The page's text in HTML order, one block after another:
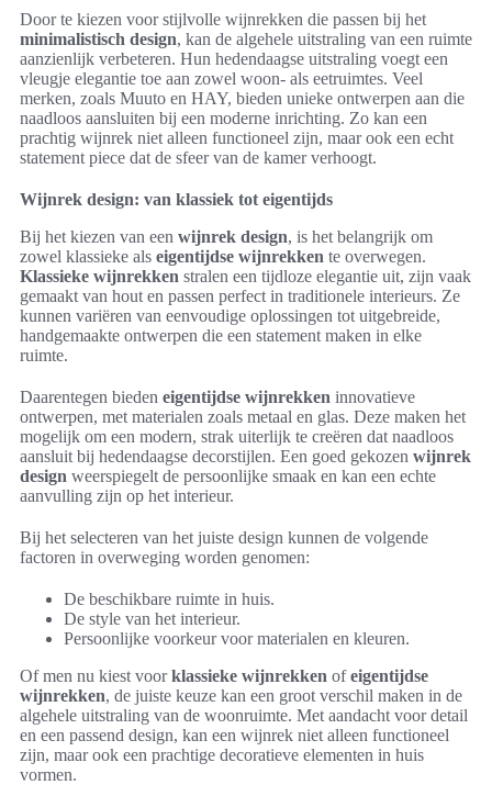
Door te kiezen voor stijlvolle wijnrekken die passen bij het
minimalistisch design, kan de algehele uitstraling van een ruimte
aanzienlijk verbeteren. Hun hedendaagse uitstraling voegt een
vleugje elegantie toe aan zowel woon- als eetruimtes. Veel
merken, zoals Muuto en HAY, bieden unieke ontwerpen aan die
naadloos aansluiten bij een moderne inrichting. Zo kan een
prachtig wijnrek niet alleen functioneel zijn, maar ook een echt
statement piece dat de sfeer van de kamer verhoogt.
Wijnrek design: van klassiek tot eigentijds
Bij het kiezen van een wijnrek design, is het belangrijk om
zowel klassieke als eigentijdse wijnrekken te overwegen.
Klassieke wijnrekken stralen een tijdloze elegantie uit, zijn vaak
gemaakt van hout en passen perfect in traditionele interieurs. Ze
kunnen variëren van eenvoudige oplossingen tot uitgebreide,
handgemaakte ontwerpen die een statement maken in elke
ruimte.
Daarentegen bieden eigentijdse wijnrekken innovatieve
ontwerpen, met materialen zoals metaal en glas. Deze maken het
mogelijk om een modern, strak uiterlijk te creëren dat naadloos
aansluit bij hedendaagse decorstijlen. Een goed gekozen wijnrek
design weerspiegelt de persoonlijke smaak en kan een echte
aanvulling zijn op het interieur.
Bij het selecteren van het juiste design kunnen de volgende
factoren in overweging worden genomen:
De beschikbare ruimte in huis.
De style van het interieur.
Persoonlijke voorkeur voor materialen en kleuren.
Of men nu kiest voorklassieke wijnrekken ofeigentijdse
wijnrekken, de juiste keuze kan een groot verschil maken in de
algehele uitstraling van de woonruimte. Met aandacht voor detail
en een passend design, kan een wijnrek niet alleen functioneel
zijn, maar ook een prachtige decoratieve elementen in huis
vormen.